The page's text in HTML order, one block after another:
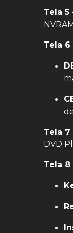
Tela
Tela
Tela
DVD
Tela